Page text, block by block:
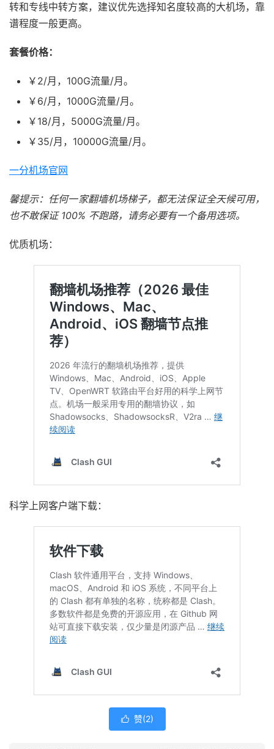
转和专线中转方案，建议优先选择知名度较高的大机场，靠
谱程度一般更高。
套餐价格：
￥2/月，100G流量/月。
￥6/月，1000G流量/月。
￥18/月，5000G流量/月。
￥35/月，10000G流量/月。
一分机场官网
馨提示：任何一家翻墙机场梯子，都无法保证全天候可用，
也不敢保证 100% 不跑路，请务必要有一个备用选项。
优质机场：
科学上网客户端下载：
 赞(2)